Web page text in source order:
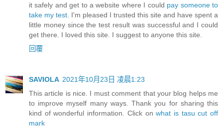
it safely and get to a website where I could pay someone to
take my test . I'm pleased I trusted this site and have spent a
little money since the test result was successful and I could
get there. I loved this site. I suggest to anyone this site.
回覆
SAVIOLA 2021年10月23日 凌晨1:23
This article is nice. I must comment that your blog helps me
to improve myself many ways. Thank you for sharing this
kind of wonderful information. Click onwhat is tasu cut off
mark